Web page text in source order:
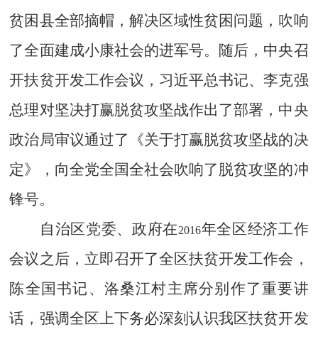
贫困县全部摘帽，解决区域性贫困问题，吹响
了全面建成小康社会的进军号。随后，中央召
开扶贫开发工作会议，习近平总书记、李克强
总理对坚决打赢脱贫攻坚战作出了部署，中央
政治局审议通过了《关于打赢脱贫攻坚战的决
定》，向全党全国全社会吹响了脱贫攻坚的冲
锋号。
自治区党委、政府在2016年全区经济工作
会议之后，立即召开了全区扶贫开发工作会，
陈全国书记、洛桑江村主席分别作了重要讲
话，强调全区上下务必深刻认识我区扶贫开发